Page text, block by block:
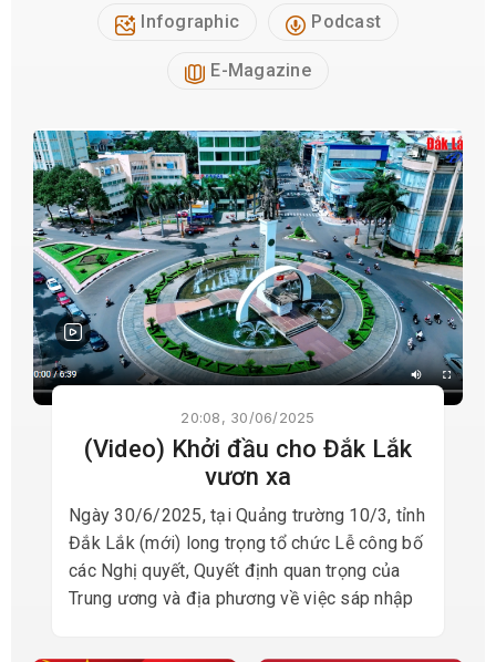
Infographic Podcast
E-Magazine
20:08, 30/06/2025
(Video) Khởi đầu cho Đắk Lắk
vươn xa
Ngày 30/6/2025, tại Quảng trường 10/3, tỉnh
Đắk Lắk (mới) long trọng tổ chức Lễ công bố
các Nghị quyết, Quyết định quan trọng của
Trung ương và địa phương về việc sáp nhập
hoạt động đơn vị hành chính cấp huyện; đồng